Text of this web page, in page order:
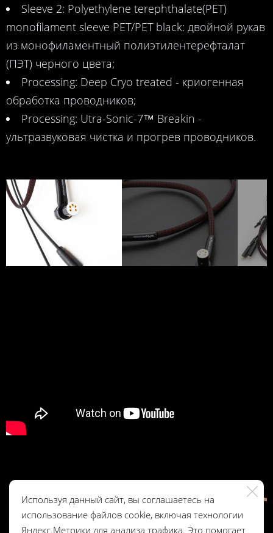
Sleeve 2: Polyethylene terephthalate(PET)
monofilament sleeve PET/PET black​: двойной рукав
из монофиламентный полиэтилентерефталат
(ПЭТ) черного цвета;
Processing: Deep Cryo treated - криогенная
обработка проводников;
Processing: Utra-Sonic-7™ Breakin -
ультразвуковая чистка и прогрев проводников.
Zavfino Majestic MK2<br> Самое простое, но
необходимое улучшение для стерео системы с
проигрывателем виниловых пластинок -
замена фонокабеля. Фонокабель - проводники
из монокристаллической меди, двойное
экранирование, качественные разъемы
Используя данный сайт, вы соглашаетесь на
использование файлов cookie, включая технологии
Яндекс.Метрики для анализа трафика. Это помогает